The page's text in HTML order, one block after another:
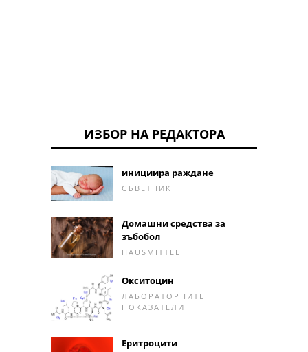
ИЗБОР НА РЕДАКТОРА
инициира раждане
СЪВЕТНИК
Домашни средства за
зъбобол
HAUSMITTEL
Окситоцин
ЛАБОРАТОРНИТЕ
ПОКАЗАТЕЛИ
Еритроцити